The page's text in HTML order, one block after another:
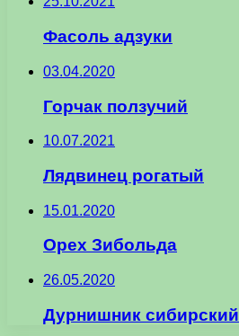
Фасоль адзуки
03.04.2020
Горчак ползучий
10.07.2021
Лядвинец рогатый
15.01.2020
Орех Зибольда
26.05.2020
Дурнишник сибирский